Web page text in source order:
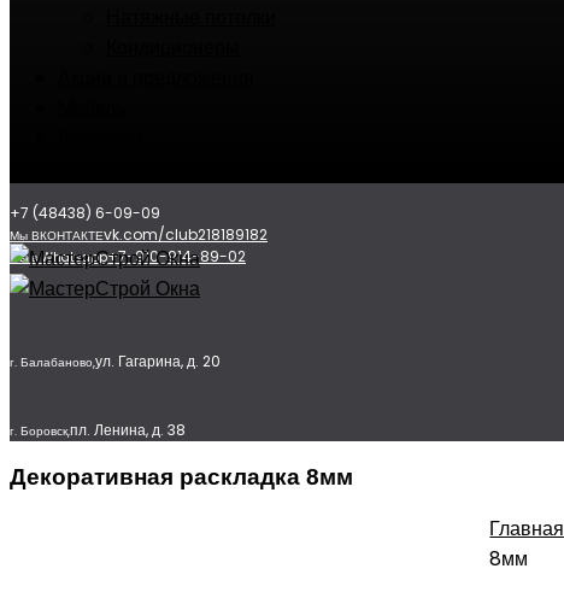
+7 (48438) 6-09-09
Мы ВКОНТАКТЕvk.com/club218189182
Мы в Whatsapp+7-910-914-89-02
г. Балабаново,ул. Гагарина, д. 20
г. Боровск,пл. Ленина, д. 38
Декоративная раскладка 8мм
Главная
8мм